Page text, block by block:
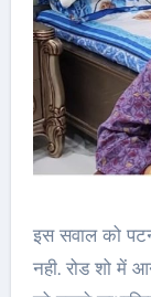
इस सवाल को
नही. रोड शो में